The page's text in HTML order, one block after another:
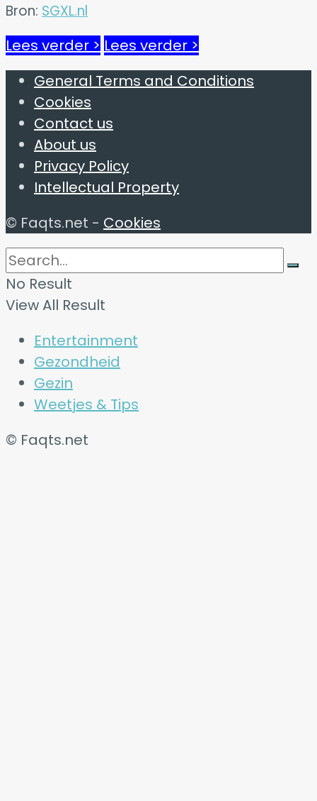
Bron: SGXL.nl
Lees verder > Lees verder >
General Terms and Conditions
Cookies
Contact us
About us
Privacy Policy
Intellectual Property
© Faqts.net - Cookies
No Result
View All Result
Entertainment
Gezondheid
Gezin
Weetjes & Tips
© Faqts.net